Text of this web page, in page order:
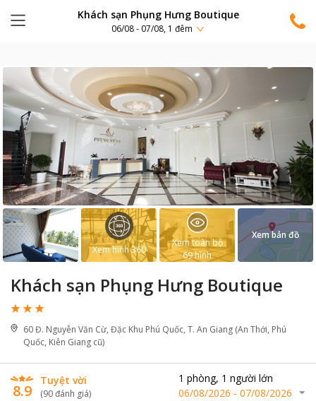
Khách sạn Phụng Hưng Boutique
06/08 - 07/08, 1 đêm
Khách sạn Phụng Hưng Boutique
60 Đ. Nguyễn Văn Cừ, Đặc Khu Phú Quốc, T. An Giang (An Thới, Phú
Quốc, Kiên Giang cũ)
8.9
Tuyệt vời
(90đánh giá)
1 phòng, 1 người lớn
06/08/2026 - 07/08/2026
Xem hình 360
Xem toàn bộ
69hình
Xem bản đồ